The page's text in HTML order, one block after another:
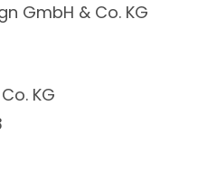
GmbH & Co. KG
KG